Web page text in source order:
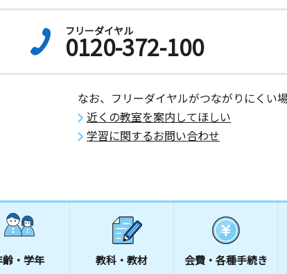
フリーダイヤル
0120-372-100
なお、フリーダイヤルがつながりにくい
近くの教室を案内してほしい
学習に関するお問い合わせ
齢・学年 教科・教材 会費・ 各種手続き